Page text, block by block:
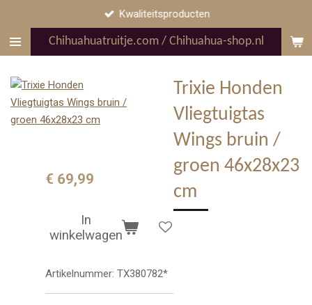
naar
hoofdinhoud
Chihuahuatruitje.com / Chihuahua-shop.nl
Kwaliteitsproducten
Trixie Honden
Vliegtuigtas
Wings bruin /
groen 46x28x23
cm
€ 69,99
In
winkelwagen
Artikelnummer: TX380782*